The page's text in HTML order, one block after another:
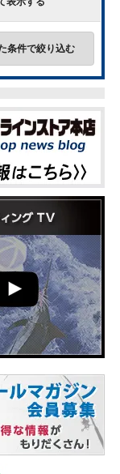
条件で絞り込む